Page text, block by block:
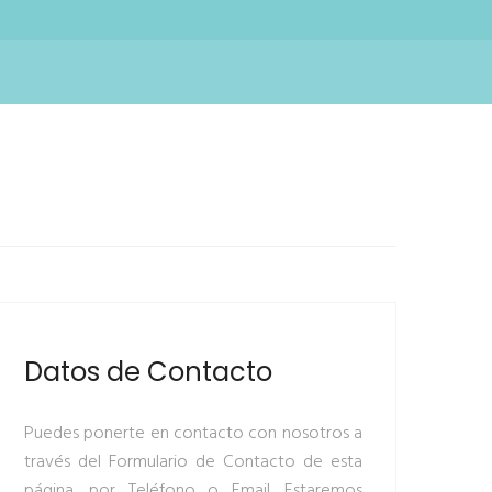
Datos de Contacto
Puedes ponerte en contacto con nosotros a
través del Formulario de Contacto de esta